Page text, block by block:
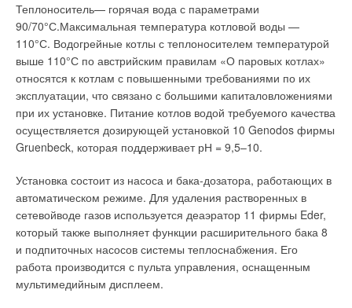
Теплоноситель— горячая вода с параметрами
90/70°С.Максимальная температура котловой воды —
110°С. Водогрейные котлы с теплоносителем температурой
выше 110°С по австрийским правилам «О паровых котлах»
относятся к котлам с повышенными требованиями по их
эксплуатации, что связано с большими капиталовложениями
при их установке. Питание котлов водой требуемого качества
осуществляется дозирующей установкой 10 Genodos фирмы
Gruenbeck, которая поддерживает рН = 9,5–10.
Установка состоит из насоса и бака-дозатора, работающих в
автоматическом режиме. Для удаления растворенных в
сетевойводе газов используется деаэратор 11 фирмы Eder,
который также выполняет функции расширительного бака 8
и подпиточных насосов системы теплоснабжения. Его
работа производится с пульта управления, оснащенным
мультимедийным дисплеем.
2. Система пресс-фитингов:
Металлополимерные трубы Multipex (PEX-b/AL/PEX-b);
Система пресс-фитингов;
Уникальный монтажный инструмент.
Металлополимерная труба Gladiator — уникальность во
всем
В 2002 г. компания Industrial Blansol S.A. представила на
трубы Gladiator, входящие в ассортиментную группу системы
Barbi, по своим техникогидравлическим показателям
превышающие аналогичные системы в 1,5 раза.
Универсальные многослойные трубы Gladiator (PEX-
b/AL/PEX-b) имеют пятислойную структуру, обладают
повышенной устойчивостью к высоким температурам и
давлению (до 12 бар при 95°С) в течение 50 лет.
шпаклюются. Таким образом, получается готовая гладкая
поверхность, которая является идеальной основой для
отделочных работ: окраски, оклейки обоями или укладки
плитки. Между нагревательными панелями должен быть
предусмотрен компенсационный шов 1 мм и на площадях с
одной из сторон более 8 м необходимо устройство
компенсационного шва шириной 3–7 мм. При
перпендикулярном присоединении к стене или к другой
гипсовой панели следует также предусмотреть зазор от 3 до
Тем самым предотвращается образование трещин,
возможных вследствие тепловой деформации панелей.
Соединения труб выполняются с помощью прессовых
фитингов «Герц» с размерами 10x1,3 мм, входящих в
расширенную систему Pipefix. Возможно последовательное
соединение (желательно по схеме Тихельмана) до трех